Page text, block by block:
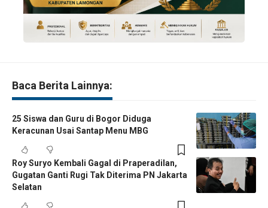
Baca Berita Lainnya:
25 Siswa dan Guru di Bogor Diduga
Keracunan Usai Santap Menu MBG
Roy Suryo Kembali Gagal di Praperadilan,
Gugatan Ganti Rugi Tak Diterima PN Jakarta
Selatan